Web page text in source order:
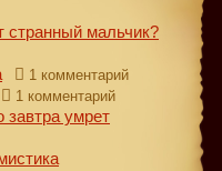
странный мальчик?
1 комментарий
1 комментарий
завтра умрет